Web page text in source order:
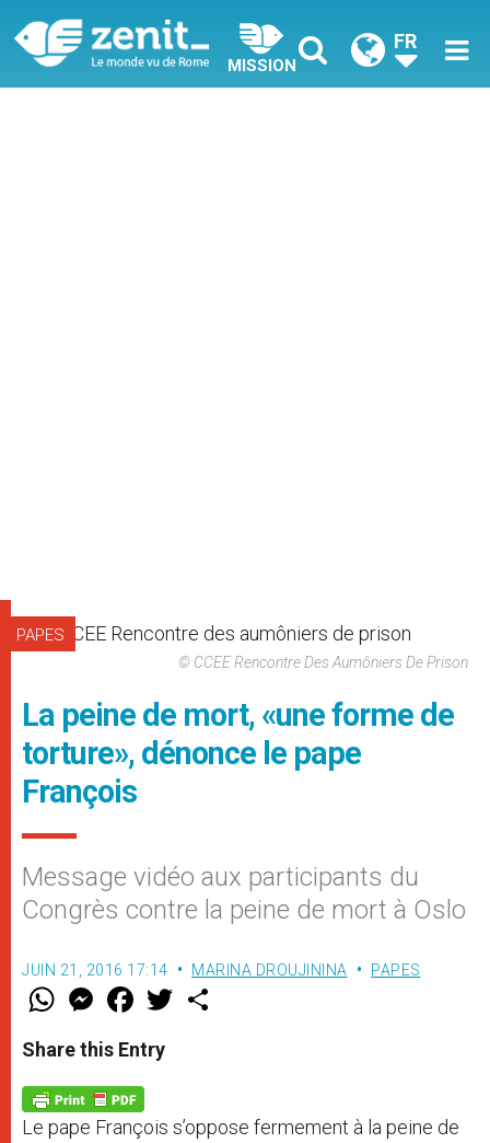
MISSION
FR
PAPES
© CCEE Rencontre Des Aumôniers De Prison
La peine de mort, «une forme de
torture», dénonce le pape
François
Message vidéo aux participants du
Congrès contre la peine de mort à Oslo
JUIN 21, 2016 17:14 MARINA DROUJININA PAPES
W
t
s
p
p
M
e
s
e
g
e
r
F
a
e
b
o
k
w
Share this Entry
Le pape François s’oppose fermement à la peine de